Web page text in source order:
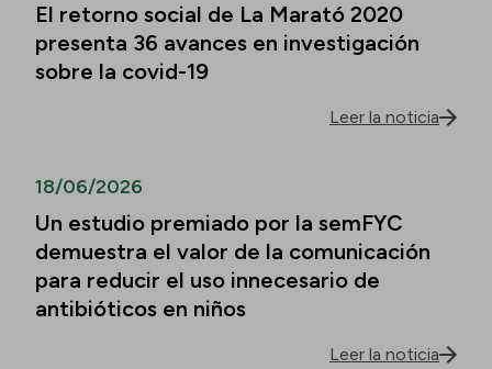
El retorno social de La Marató 2020
presenta 36 avances en investigación
sobre la covid-19
Leer la noticia
18/06/2026
Un estudio premiado por la semFYC
demuestra el valor de la comunicación
para reducir el uso innecesario de
antibióticos en niños
Leer la noticia